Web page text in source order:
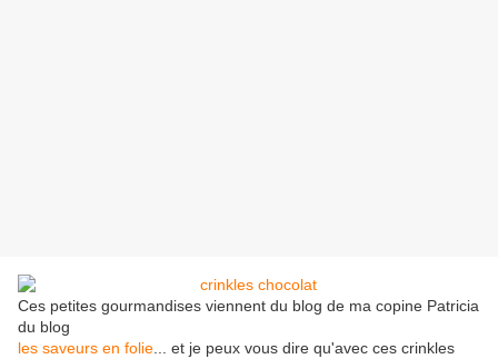
Ces petites gourmandises viennent du blog de ma copine Patricia
du blog
les saveurs en folie ... et je peux vous dire qu'avec ces crinkles